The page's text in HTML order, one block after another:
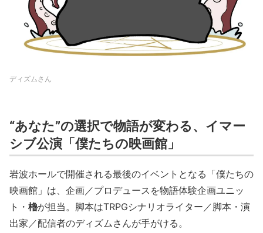
ディズムさん
“あなた”の選択で物語が変わる、イマー
シブ公演「僕たちの映画館」
岩波ホールで開催される最後のイベントとなる「僕たちの
映画館」は、企画／プロデュースを物語体験企画ユニッ
ト・ 櫓が担当。脚本はTRPGシナリオライター／脚本・演
出家／配信者のディズムさんが手がける。